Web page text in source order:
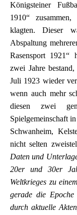
Königsteiner
1910“
klagten. Dieser
Abspaltung
Rasensport 1921“
zwei Jahre
Juli 1923 wieder
wenn auch mehr
diesen zwei
Spielgemeinschaft
Schwanheim,
nicht selten
Daten und
20er und 30er
Weltkrieges zu
gerade die
durch aktuelle